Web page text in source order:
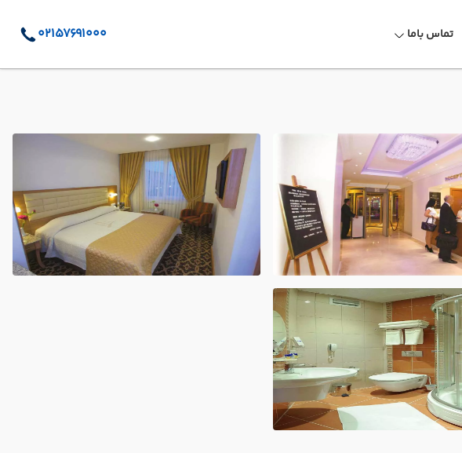
تماس باما 02157691000